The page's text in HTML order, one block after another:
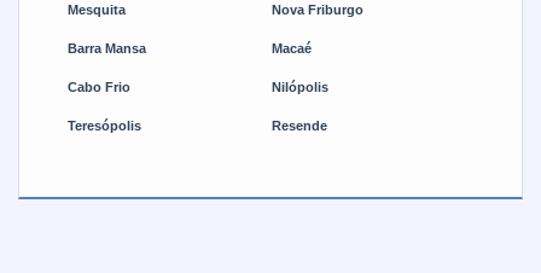
Mesquita Nova Friburgo
Barra Mansa Macaé
Cabo Frio Nilópolis
Teresópolis Resende